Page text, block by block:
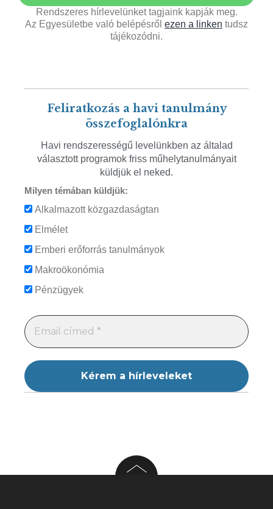
Rendszeres hírlevelünket tagjaink kapják meg.
Az Egyesületbe való belépésről ezen a linken tudsz
tájékozódni.
Feliratkozás a havi tanulmány
összefoglalónkra
Havi rendszerességű levelünkben az általad
választott programok friss műhelytanulmányait
küldjük el neked.
Milyen témában küldjük:
Alkalmazott közgazdaságtan
Elmélet
Emberi erőforrás tanulmányok
Makroökonómia
Pénzügyek